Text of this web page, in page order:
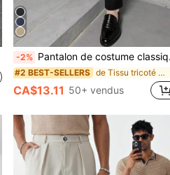
-2% Pantalon de costume classique pour hommes, style fin printemps/été, pantalon de costume de couleur unie légèrement élastique pour les occasions professionnelles, pantalon de costume slim fit de couleur unie minimaliste pour les trajets quotidiens et la mode décontractée des hommes
#2 BEST-SELLERS de Tissu tricoté Pantalon de costume pour homme
CA$13.11 50+ vendus